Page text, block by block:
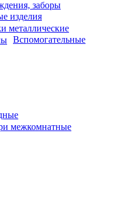
заборы
изделия
металлические
Вспомогательные
межкомнатные